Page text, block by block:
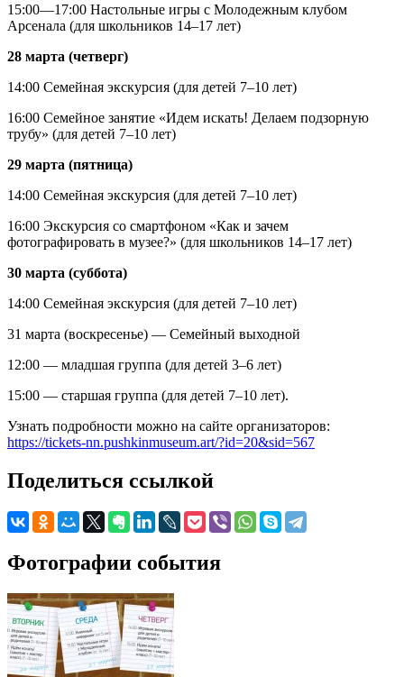
15:00—17:00 Настольные игры с Молодежным клубом
Арсенала (для школьников 14–17 лет)
28 марта (четверг)
14:00 Семейная экскурсия (для детей 7–10 лет)
16:00 Семейное занятие «Идем искать! Делаем подзорную
трубу» (для детей 7–10 лет)
29 марта (пятница)
14:00 Семейная экскурсия (для детей 7–10 лет)
16:00 Экскурсия со смартфоном «Как и зачем
фотографировать в музее?» (для школьников 14–17 лет)
30 марта (суббота)
14:00 Семейная экскурсия (для детей 7–10 лет)
31 марта (воскресенье) — Семейный выходной
12:00 — младшая группа (для детей 3–6 лет)
15:00 — старшая группа (для детей 7–10 лет).
Узнать подробности можно на сайте организаторов:
https://tickets-nn.pushkinmuseum.art/?id=20&sid=567
Поделиться ссылкой
Фотографии события